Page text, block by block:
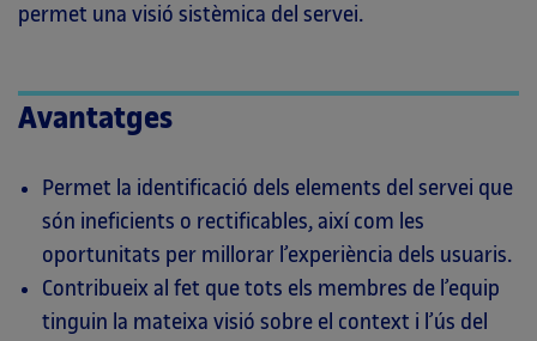
permet una visió sistèmica del servei.
Avantatges
Permet la identificació dels elements del servei que
són ineficients o rectificables, així com les
oportunitats per millorar l’experiència dels usuaris.
Contribueix al fet que tots els membres de l’equip
tinguin la mateixa visió sobre el context i l’ús del